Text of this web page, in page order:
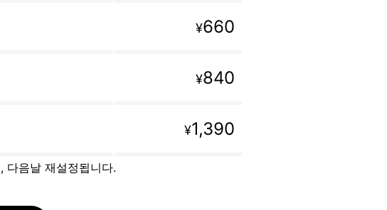
¥660
¥840
¥1,390
다음날 재설정됩니다.